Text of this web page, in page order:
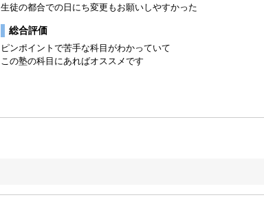
生徒の都合での日にち変更もお願いしやすかった
総合評価
ピンポイントで苦手な科目がわかっていて
この塾の科目にあればオススメです